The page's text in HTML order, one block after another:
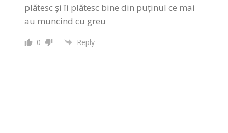
plătesc și îi plătesc bine din puținul ce mai
au muncind cu greu
0 Reply